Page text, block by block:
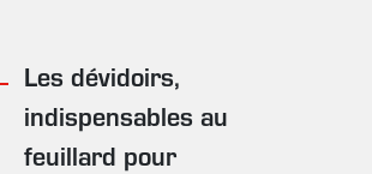
Les dévidoirs,
indispensables au
feuillard pour